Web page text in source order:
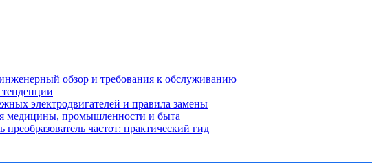
обзор и требования к обслуживанию
электродвигателей и правила замены
медицины, промышленности и быта
частот: практический гид